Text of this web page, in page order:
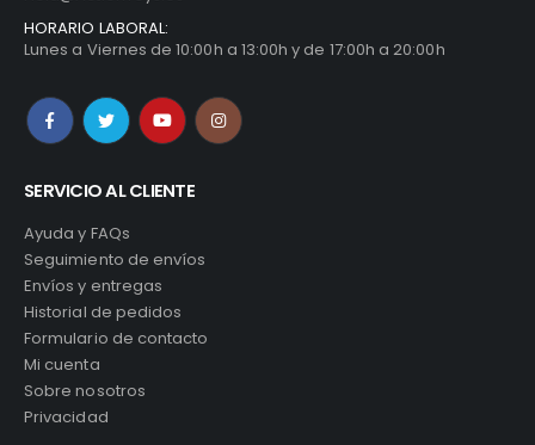
HORARIO LABORAL:
Lunes a Viernes de 10:00h a 13:00h y de 17:00h a 20:00h
SERVICIO AL CLIENTE
Ayuda y FAQs
Seguimiento de envíos
Envíos y entregas
Historial de pedidos
Formulario de contacto
Mi cuenta
Sobre nosotros
Privacidad